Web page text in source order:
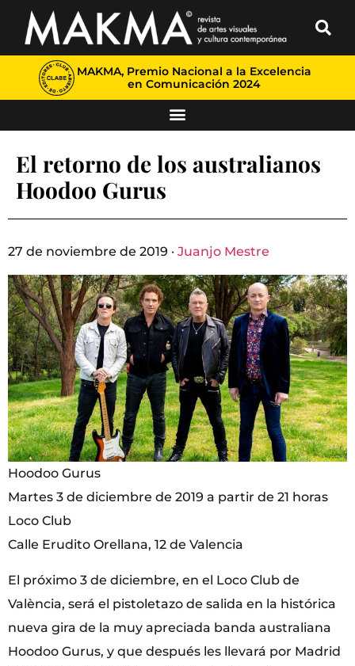
MAKMA, Premio Nacional a la Excelencia
en Comunicación 2024
El retorno de los australianos
Hoodoo Gurus
27 de noviembre de 2019 · Juanjo Mestre
Hoodoo Gurus
Martes 3 de diciembre de 2019 a partir de 21 horas
Loco Club
Calle Erudito Orellana, 12 de Valencia
El próximo 3 de diciembre, en el Loco Club de
València, será el pistoletazo de salida en la histórica
nueva gira de la muy apreciada banda australiana
Hoodoo Gurus, y que después les llevará por Madrid